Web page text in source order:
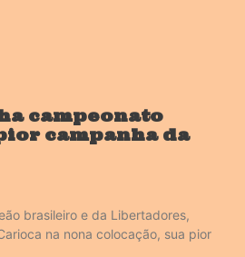
campeonato
campanha da
brasileiro e da Libertadores,
na nona colocação, sua pior